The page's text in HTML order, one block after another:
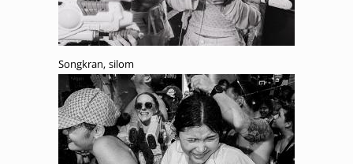
Songkran, silom